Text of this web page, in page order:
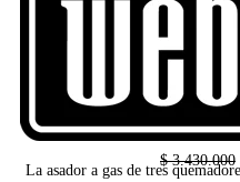
$3.430.000
La asador a gas de tres